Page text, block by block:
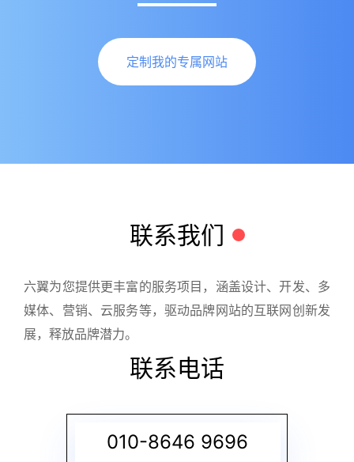
定制我的专属网站
联系我们
六翼为您提供更丰富的服务项目，涵盖设计、开发、多
媒体、营销、云服务等，驱动品牌网站的互联网创新发
展，释放品牌潜力。
联系电话
010-8646 9696